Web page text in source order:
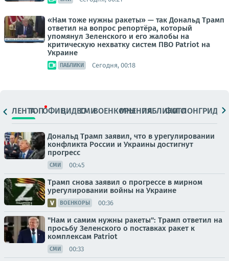
«Нам тоже нужны ракеты» — так Дональд Трамп
ответил на вопрос репортёра, который
упомянул Зеленского и его жалобы на
критическую нехватку систем ПВО Patriot на
Украине
ПАБЛИКИ Сегодня, 00:18
ЛЕНТАТОПОФИЦ.ВИДЕОСМИВОЕНКОРЫМНЕНИЯПАБЛИКИ
ФОТОЛОНГРИДЫ
Дональд Трамп заявил, что в урегулировании
конфликта России и Украины достигнут
прогресс
СМИ 00:45
Трамп снова заявил о прогрессе в мирном
урегулировании войны на Украине
ВОЕНКОРЫ 00:36
"Нам и самим нужны ракеты": Трамп ответил на
просьбу Зеленского о поставках ракет к
комплексам Patriot
СМИ 00:33